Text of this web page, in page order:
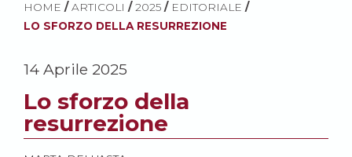
HOME / ARTICOLI / 2025 / EDITORIALE /
LO SFORZO DELLA RESURREZIONE
14 Aprile 2025
Lo sforzo della
resurrezione